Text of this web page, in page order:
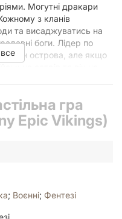
Могутні дракари
з кланів
та висаджуватись на
боги. Лідер по
жетон острова, але якщо
руки, ставатимуть все
і дасть змогу заробити
вплив можна
які можна
У свій хід ви повинні
горілиць,
Він дає змогу
гра
Epic Vikings)
; Воєнні; Фентезі